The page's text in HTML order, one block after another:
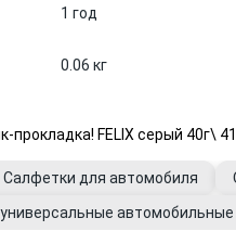
1 год
0.06 кг
FELIX серый 40г\
Салфетки для автомобиля
автомобильные